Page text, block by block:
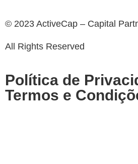
© 2023 ActiveCap – Capital
All Rights Reserved
Política de
Termos e